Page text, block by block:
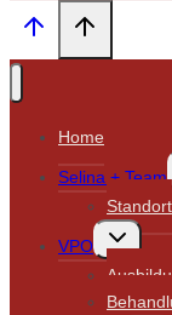
Home
Selina + Team
Standort
VPO
Untermenü